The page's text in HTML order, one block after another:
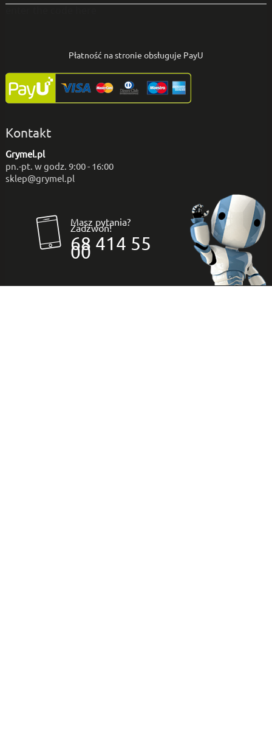
Płatność na stronie obsługuje PayU
Kontakt
Grymel.pl
pn.-pt. w godz. 9:00 - 16:00
sklep@grymel.pl
Masz pytania?
Zadzwoń!
68 414 55
00